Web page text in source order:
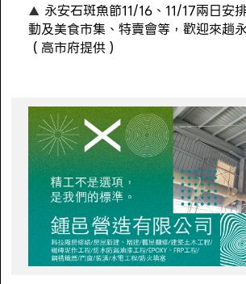
永安石斑魚節11/16、11/17兩日安
動及美食市集、特賣會等，歡迎來趟
（高市府提供）